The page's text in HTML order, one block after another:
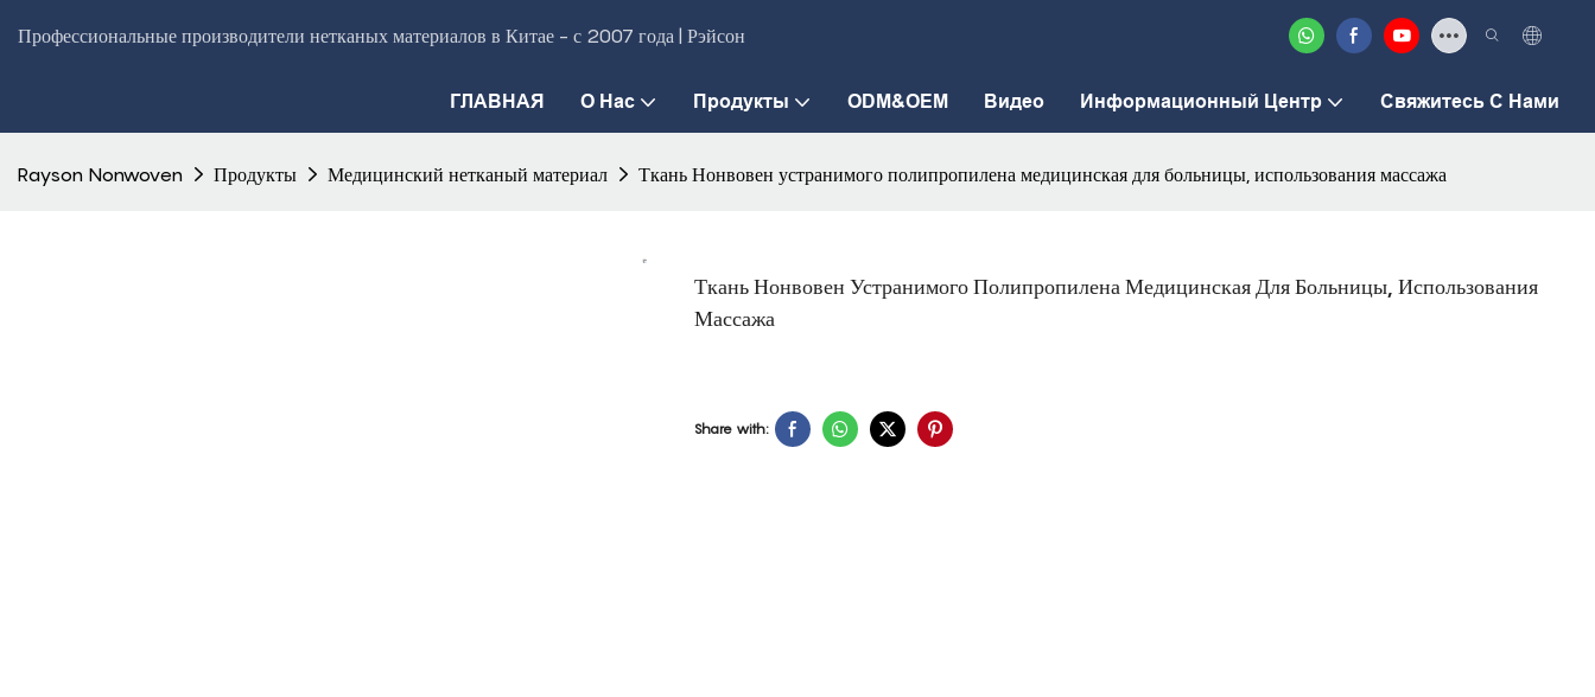
Профессиональные производители нетканых материалов в Китае - с 2007 года | Рэйсон
ГЛАВНАЯ О Нас Продукты ODM&OEM Видео Информационный Центр Свяжитесь С Нами
Rayson Nonwoven Продукты Медицинский нетканый материал Ткань Нонвовен устранимого полипропилена медицинская для больницы, использования массажа
Ткань Нонвовен Устранимого Полипропилена Медицинская Для Больницы, Использования
Массажа
Share with: